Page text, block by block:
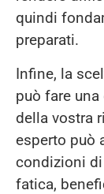
quindi
preparati.
Infine, la
può fare
della vostra
esperto può
condizioni
fatica,